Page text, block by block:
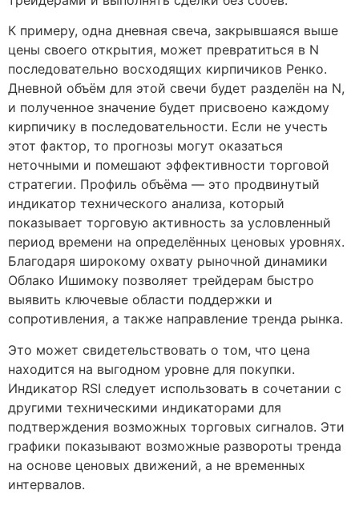
К примеру, одна дневная свеча, закрывшаяся выше
цены своего открытия, может превратиться в N
последовательно восходящих кирпичиков Ренко.
Дневной объём для этой свечи будет разделён на N,
и полученное значение будет присвоено каждому
кирпичику в последовательности. Если не учесть
этот фактор, то прогнозы могут оказаться
неточными и помешают эффективности торговой
стратегии. Профиль объёма — это продвинутый
индикатор технического анализа, который
показывает торговую активность за условленный
период времени на определённых ценовых уровнях.
Благодаря широкому охвату рыночной динамики
Облако Ишимоку позволяет трейдерам быстро
выявить ключевые области поддержки и
сопротивления, а также направление тренда рынка.
Это может свидетельствовать о том, что цена
находится на выгодном уровне для покупки.
Индикатор RSI следует использовать в сочетании с
другими техническими индикаторами для
подтверждения возможных торговых сигналов. Эти
графики показывают возможные развороты тренда
на основе ценовых движений, а не временных
интервалов.